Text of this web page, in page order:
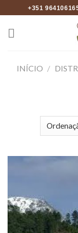
to
content
+351
INÍCIO /